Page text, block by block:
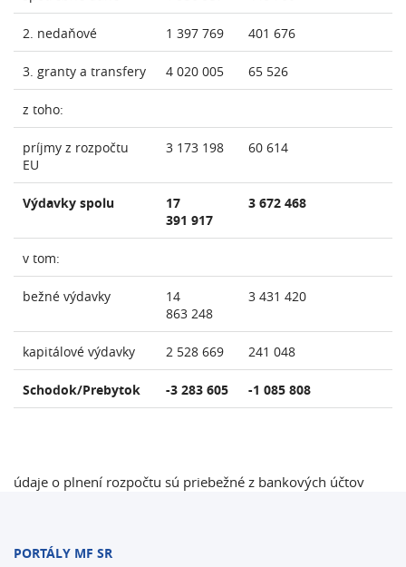
2. nedaňové 1 397 769 401 676
3. granty a transfery 4 020 005 65 526
z toho:
príjmy z rozpočtu
EU
3 173 198 60 614
Výdavky spolu
17
391 917
3 672 468
v tom:
bežné výdavky
14
863 248
3 431 420
kapitálové výdavky 2 528 669 241 048
Schodok/Prebytok -3 283 605 -1 085 808
údaje o plnení rozpočtu sú priebežné z bankových účtov
PORTÁLY MF SR